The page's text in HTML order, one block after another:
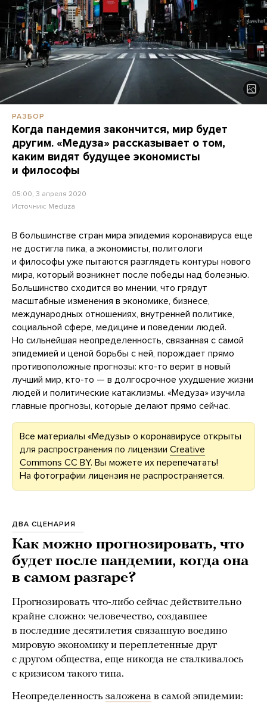
РАЗБОР
Когда пандемия закончится, мир будет
другим. «Медуза» рассказывает о том,
каким видят будущее экономисты
и философы
05:00, 3 апреля 2020
Источник: Meduza
В большинстве стран мира эпидемия коронавируса еще
не достигла пика, а экономисты, политологи
и философы уже пытаются разглядеть контуры нового
мира, который возникнет после победы над болезнью.
Большинство сходится во мнении, что грядут
масштабные изменения в экономике, бизнесе,
международных отношениях, внутренней политике,
социальной сфере, медицине и поведении людей.
Но сильнейшая неопределенность, связанная с самой
эпидемией и ценой борьбы с ней, порождает прямо
противоположные прогнозы: кто-то верит в новый
лучший мир, кто-то — в долгосрочное ухудшение жизни
людей и политические катаклизмы. «Медуза» изучила
главные прогнозы, которые делают прямо сейчас.
Все материалы «Медузы» о коронавирусе открыты
для распространения по лицензии Creative
Commons CC BY. Вы можете их перепечатать!
На фотографии лицензия не распространяется.
ДВА СЦЕНАРИЯ
Как можно прогнозировать, что
будет после пандемии, когда она
в самом разгаре?
Прогнозировать что-либо сейчас действительно
крайне сложно: человечество, создавшее
в последние десятилетия связанную воедино
мировую экономику и переплетенные друг
с другом общества, еще никогда не сталкивалось
с кризисом такого типа.
Неопределенность заложена в самой эпидемии: